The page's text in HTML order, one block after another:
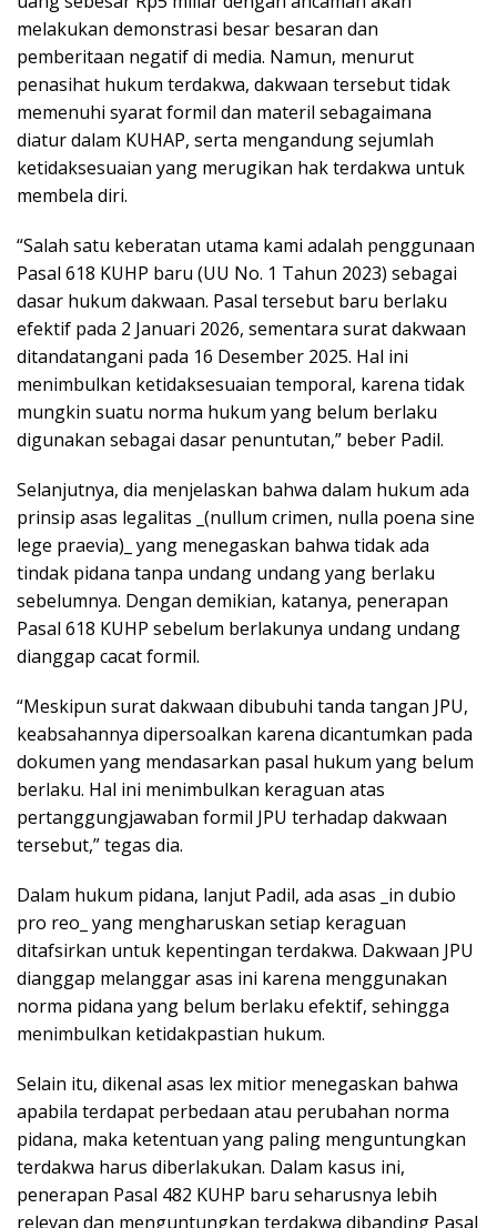
melakukan demonstrasi besar besaran dan
pemberitaan negatif di media. Namun, menurut
penasihat hukum terdakwa, dakwaan tersebut tidak
memenuhi syarat formil dan materil sebagaimana
diatur dalam KUHAP, serta mengandung sejumlah
ketidaksesuaian yang merugikan hak terdakwa untuk
membela diri.
“Salah satu keberatan utama kami adalah penggunaan
Pasal 618 KUHP baru (UU No. 1 Tahun 2023) sebagai
dasar hukum dakwaan. Pasal tersebut baru berlaku
efektif pada 2 Januari 2026, sementara surat dakwaan
ditandatangani pada 16 Desember 2025. Hal ini
menimbulkan ketidaksesuaian temporal, karena tidak
mungkin suatu norma hukum yang belum berlaku
digunakan sebagai dasar penuntutan,” beber Padil.
Selanjutnya, dia menjelaskan bahwa dalam hukum ada
prinsip asas legalitas _(nullum crimen, nulla poena sine
lege praevia)_ yang menegaskan bahwa tidak ada
tindak pidana tanpa undang undang yang berlaku
sebelumnya. Dengan demikian, katanya, penerapan
Pasal 618 KUHP sebelum berlakunya undang undang
dianggap cacat formil.
“Meskipun surat dakwaan dibubuhi tanda tangan JPU,
keabsahannya dipersoalkan karena dicantumkan pada
dokumen yang mendasarkan pasal hukum yang belum
berlaku. Hal ini menimbulkan keraguan atas
pertanggungjawaban formil JPU terhadap dakwaan
tersebut,” tegas dia.
Dalam hukum pidana, lanjut Padil, ada asas _in dubio
pro reo_ yang mengharuskan setiap keraguan
ditafsirkan untuk kepentingan terdakwa. Dakwaan JPU
dianggap melanggar asas ini karena menggunakan
norma pidana yang belum berlaku efektif, sehingga
menimbulkan ketidakpastian hukum.
Selain itu, dikenal asas lex mitior menegaskan bahwa
apabila terdapat perbedaan atau perubahan norma
pidana, maka ketentuan yang paling menguntungkan
terdakwa harus diberlakukan. Dalam kasus ini,
penerapan Pasal 482 KUHP baru seharusnya lebih
relevan dan menguntungkan terdakwa dibanding Pasal